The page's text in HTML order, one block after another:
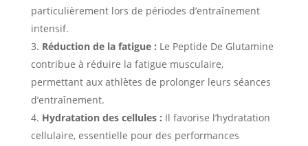
particulièrement lors de périodes d’entraînement
intensif.
Réduction de la fatigue : Le Peptide De Glutamine
contribue à réduire la fatigue musculaire,
permettant aux athlètes de prolonger leurs séances
d’entraînement.
Hydratation des cellules : Il favorise l’hydratation
cellulaire, essentielle pour des performances